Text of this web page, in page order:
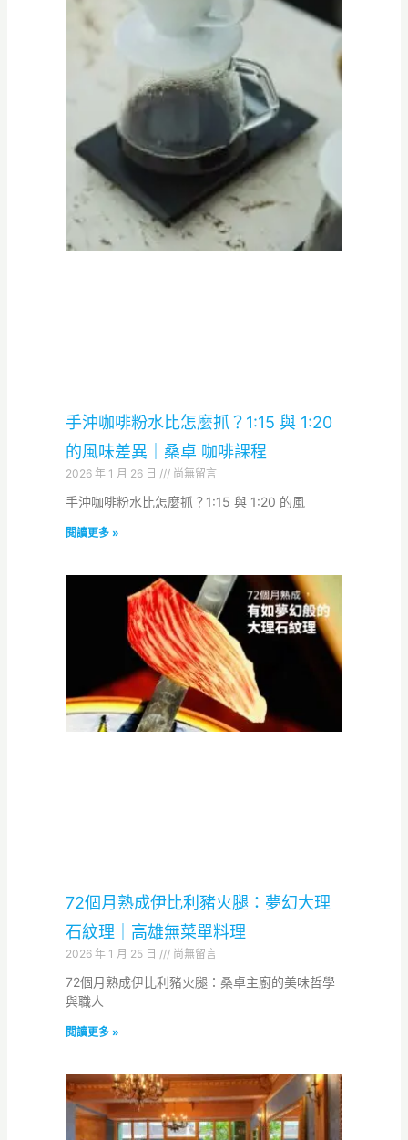
手沖咖啡粉水比怎麼抓？1:15 與 1:20
的風味差異｜桑卓 咖啡課程
2026 年 1 月 26 日 尚無留言
手沖咖啡粉水比怎麼抓？1:15 與 1:20 的風
閱讀更多 »
72個月熟成伊比利豬火腿：夢幻大理
石紋理｜高雄無菜單料理
2026 年 1 月 25 日 尚無留言
72個月熟成伊比利豬火腿：桑卓主廚的美味哲學
與職人
閱讀更多 »